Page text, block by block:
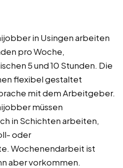
in Usingen arbeiten
pro Woche,
5 und 10 Stunden. Die
flexibel gestaltet
mit dem Arbeitgeber.
müssen
in Schichten arbeiten,
oder
Wochenendarbeit ist
aber vorkommen.